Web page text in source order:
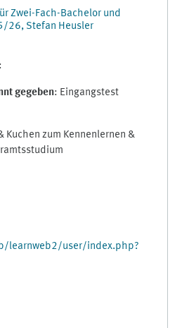
Zwei-Fach-Bachelor und
26, Stefan Heusler
gegeben: Eingangstest
Kuchen zum Kennenlernen &
learnweb2/user/index.php?